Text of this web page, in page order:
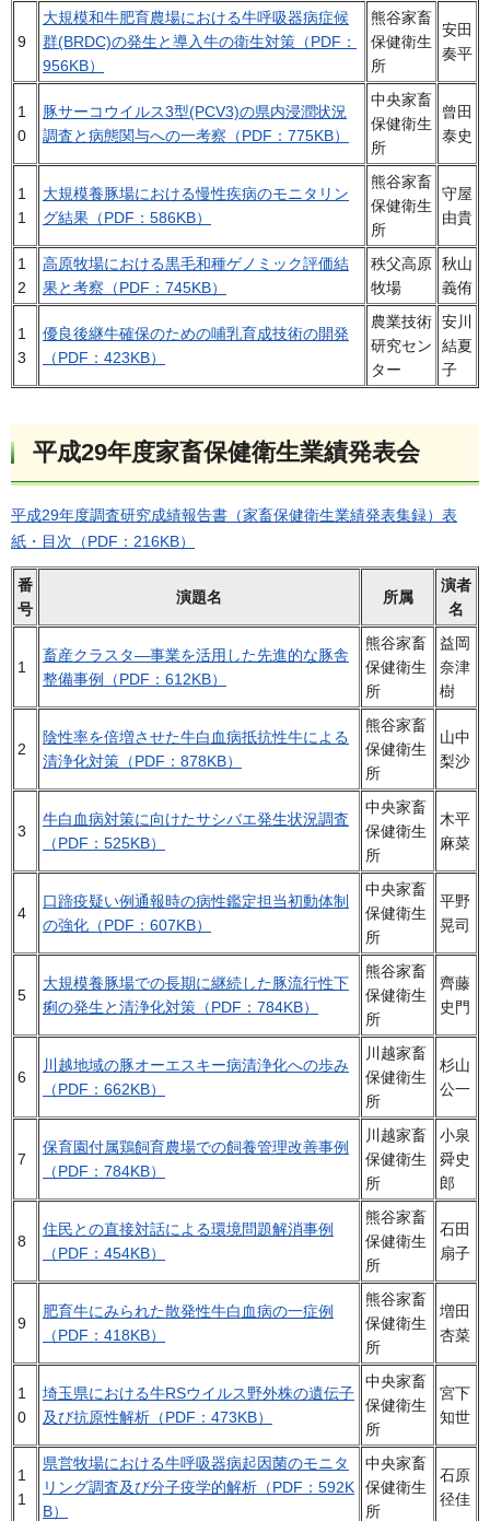
9
大規模和牛肥育農場における牛呼吸器病症候
群(BRDC)の発生と導入牛の衛生対策（PDF：
956KB）
熊谷家畜
保健衛生
所
安田
奏平
1
0
豚サーコウイルス3型(PCV3)の県内浸潤状況
調査と病態関与への一考察（PDF：775KB）
中央家畜
保健衛生
所
曾田
泰史
1
1
大規模養豚場における慢性疾病のモニタリン
グ結果（PDF：586KB）
熊谷家畜
保健衛生
所
守屋
由貴
1
2
高原牧場における黒毛和種ゲノミック評価結
果と考察（PDF：745KB）
秩父高原
牧場
秋山
義侑
1
3
優良後継牛確保のための哺乳育成技術の開発
（PDF：423KB）
農業技術
研究セン
ター
安川
結夏
子
平成29年度家畜保健衛生業績発表会
平成29年度調査研究成績報告書（家畜保健衛生業績発表集録）表
紙・目次（PDF：216KB）
番
号
演題名 所属
演者
名
1
畜産クラスタ―事業を活用した先進的な豚舎
整備事例（PDF：612KB）
熊谷家畜
保健衛生
所
益岡
奈津
樹
2
陰性率を倍増させた牛白血病抵抗性牛による
清浄化対策（PDF：878KB）
熊谷家畜
保健衛生
所
山中
梨沙
3
牛白血病対策に向けたサシバエ発生状況調査
（PDF：525KB）
中央家畜
保健衛生
所
木平
麻菜
4
口蹄疫疑い例通報時の病性鑑定担当初動体制
の強化（PDF：607KB）
中央家畜
保健衛生
所
平野
晃司
5
大規模養豚場での長期に継続した豚流行性下
痢の発生と清浄化対策（PDF：784KB）
熊谷家畜
保健衛生
所
齊藤
史門
6
川越地域の豚オーエスキー病清浄化への歩み
（PDF：662KB）
川越家畜
保健衛生
所
杉山
公一
7
保育園付属鶏飼育農場での飼養管理改善事例
（PDF：784KB）
川越家畜
保健衛生
所
小泉
舜史
郎
8
住民との直接対話による環境問題解消事例
（PDF：454KB）
熊谷家畜
保健衛生
所
石田
扇子
9
肥育牛にみられた散発性牛白血病の一症例
（PDF：418KB）
熊谷家畜
保健衛生
所
増田
杏菜
1
0
埼玉県における牛RSウイルス野外株の遺伝子
及び抗原性解析（PDF：473KB）
中央家畜
保健衛生
所
宮下
知世
1
1
県営牧場における牛呼吸器病起因菌のモニタ
リング調査及び分子疫学的解析（PDF：592K
B）
中央家畜
保健衛生
所
石原
径佳